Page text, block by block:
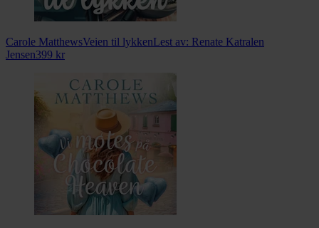
Carole MatthewsVeien til lykkenLest av: Renate Katralen
Jensen399 kr